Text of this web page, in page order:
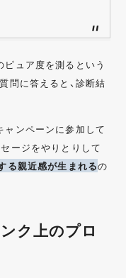
ュア度を測るという
問に答えると、診断結
ンペーンに参加して
ージをやりとりして
る親近感が生まれるの
ク上のプロ